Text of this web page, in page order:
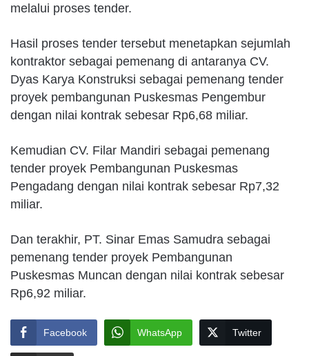
melalui proses tender.
Hasil proses tender tersebut menetapkan sejumlah
kontraktor sebagai pemenang di antaranya CV.
Dyas Karya Konstruksi sebagai pemenang tender
proyek pembangunan Puskesmas Pengembur
dengan nilai kontrak sebesar Rp6,68 miliar.
Kemudian CV. Filar Mandiri sebagai pemenang
tender proyek Pembangunan Puskesmas
Pengadang dengan nilai kontrak sebesar Rp7,32
miliar.
Dan terakhir, PT. Sinar Emas Samudra sebagai
pemenang tender proyek Pembangunan
Puskesmas Muncan dengan nilai kontrak sebesar
Rp6,92 miliar.
Facebook WhatsApp Twitter